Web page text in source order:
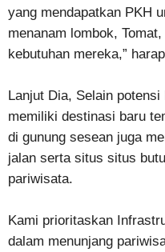
yang mendapatkan PKH
menanam lombok,
kebutuhan mereka,”
Lanjut Dia, Selain
memiliki destinasi baru
di gunung sesean juga
jalan serta situs situs
pariwisata.
Kami prioritaskan
dalam menunjang